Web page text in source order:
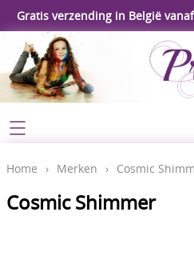
Gratis verzending in België
Webshop
Koopjeshoek
****Nieuw****
Home
Contact
Home › Merken › Cosmic
Cosmic Shimmer